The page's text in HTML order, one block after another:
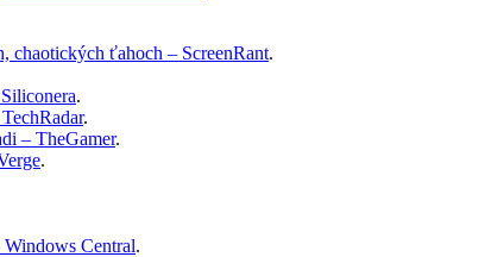
chaotických ťahoch – ScreenRant.
.
.
– TheGamer.
.
Central.